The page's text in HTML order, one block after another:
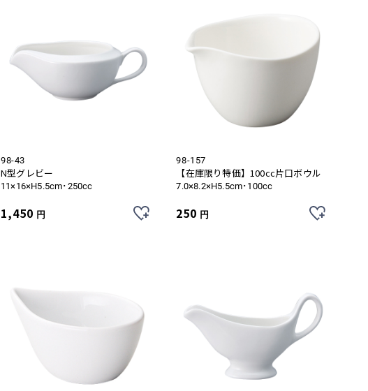
98-43
N型グレビー
11×16×H5.5cm･250cc
1,450 円
98-157
【在庫限り特価】100cc片口ボウル
7.0×8.2×H5.5cm･100cc
250 円